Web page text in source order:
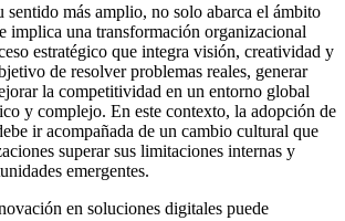
sentido más amplio, no solo abarca el ámbito
implica una transformación organizacional
estratégico que integra visión, creatividad y
de resolver problemas reales, generar
la competitividad en un entorno global
y complejo. En este contexto, la adopción de
ir acompañada de un cambio cultural que
superar sus limitaciones internas y
emergentes.